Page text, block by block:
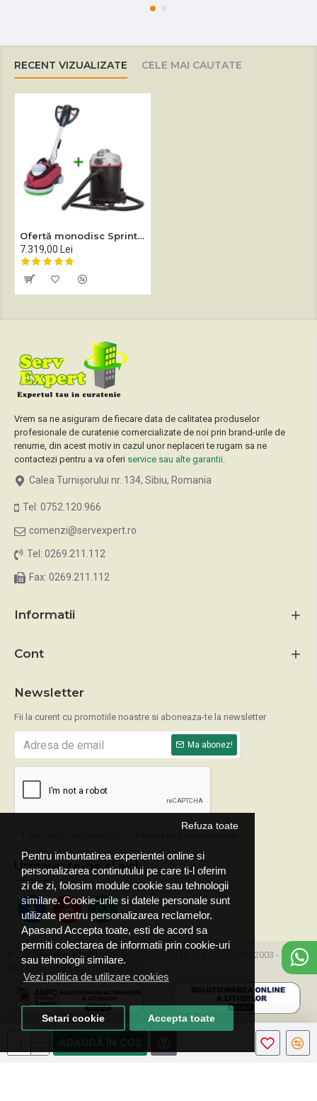
Pentru imbuntatirea experientei online si
personalizarea continutului pe care ti-l oferim
zi de zi, folosim module cookie sau tehnologii
similare. Cookie-urile si datele personale sunt
utilizate pentru personalizarea reclamelor.
Apasand Accepta toate, esti de acord sa
permiti colectarea de informatii prin cookie-uri
sau tehnologii similare.
Vezi politica de utilizare cookies
Refuza toate
Setari cookie Accepta toate
RECENT VIZUALIZATE CELE MAI CAUTATE
Ofertă monodisc Sprintus ZEUS + aspirator profesional Sprintus WATERKING
7.319,00 Lei
Vrem sa ne asiguram de fiecare data de calitatea produselor
profesionale de curatenie comercializate de noi prin brand-urile de
renume, din acest motiv in cazul unor neplaceri te rugam sa ne
contactezi pentru a va oferi service sau alte garantii.
Calea Turnișorului nr. 134, Sibiu, Romania
Tel: 0752.120.966
comenzi@servexpert.ro
Tel: 0269.211.112
Fax: 0269.211.112
Informatii
Cont
Newsletter
Fii la curent cu promotiile noastre si aboneaza-te la newsletter
Ma abonez!
Urmareste-ne si aici
© 2025 ServExpert SRL, CIF: RO15677287 | Nr. reg.: J32/1059/2003 - Toate
drepturile rezervate - by DevPro.ro